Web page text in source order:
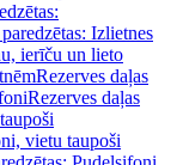
Izlietnes
ierīču un lieto
Rezerves daļas
Rezerves daļas
vietu taupoši